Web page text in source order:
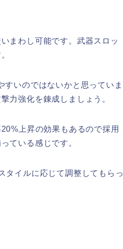
まわし可能です。武器スロッ
いのではないかと思っていま
力強化を錬成しましょう。
上昇の効果もあるので採用
ている感じです。
タイルに応じて調整してもらっ